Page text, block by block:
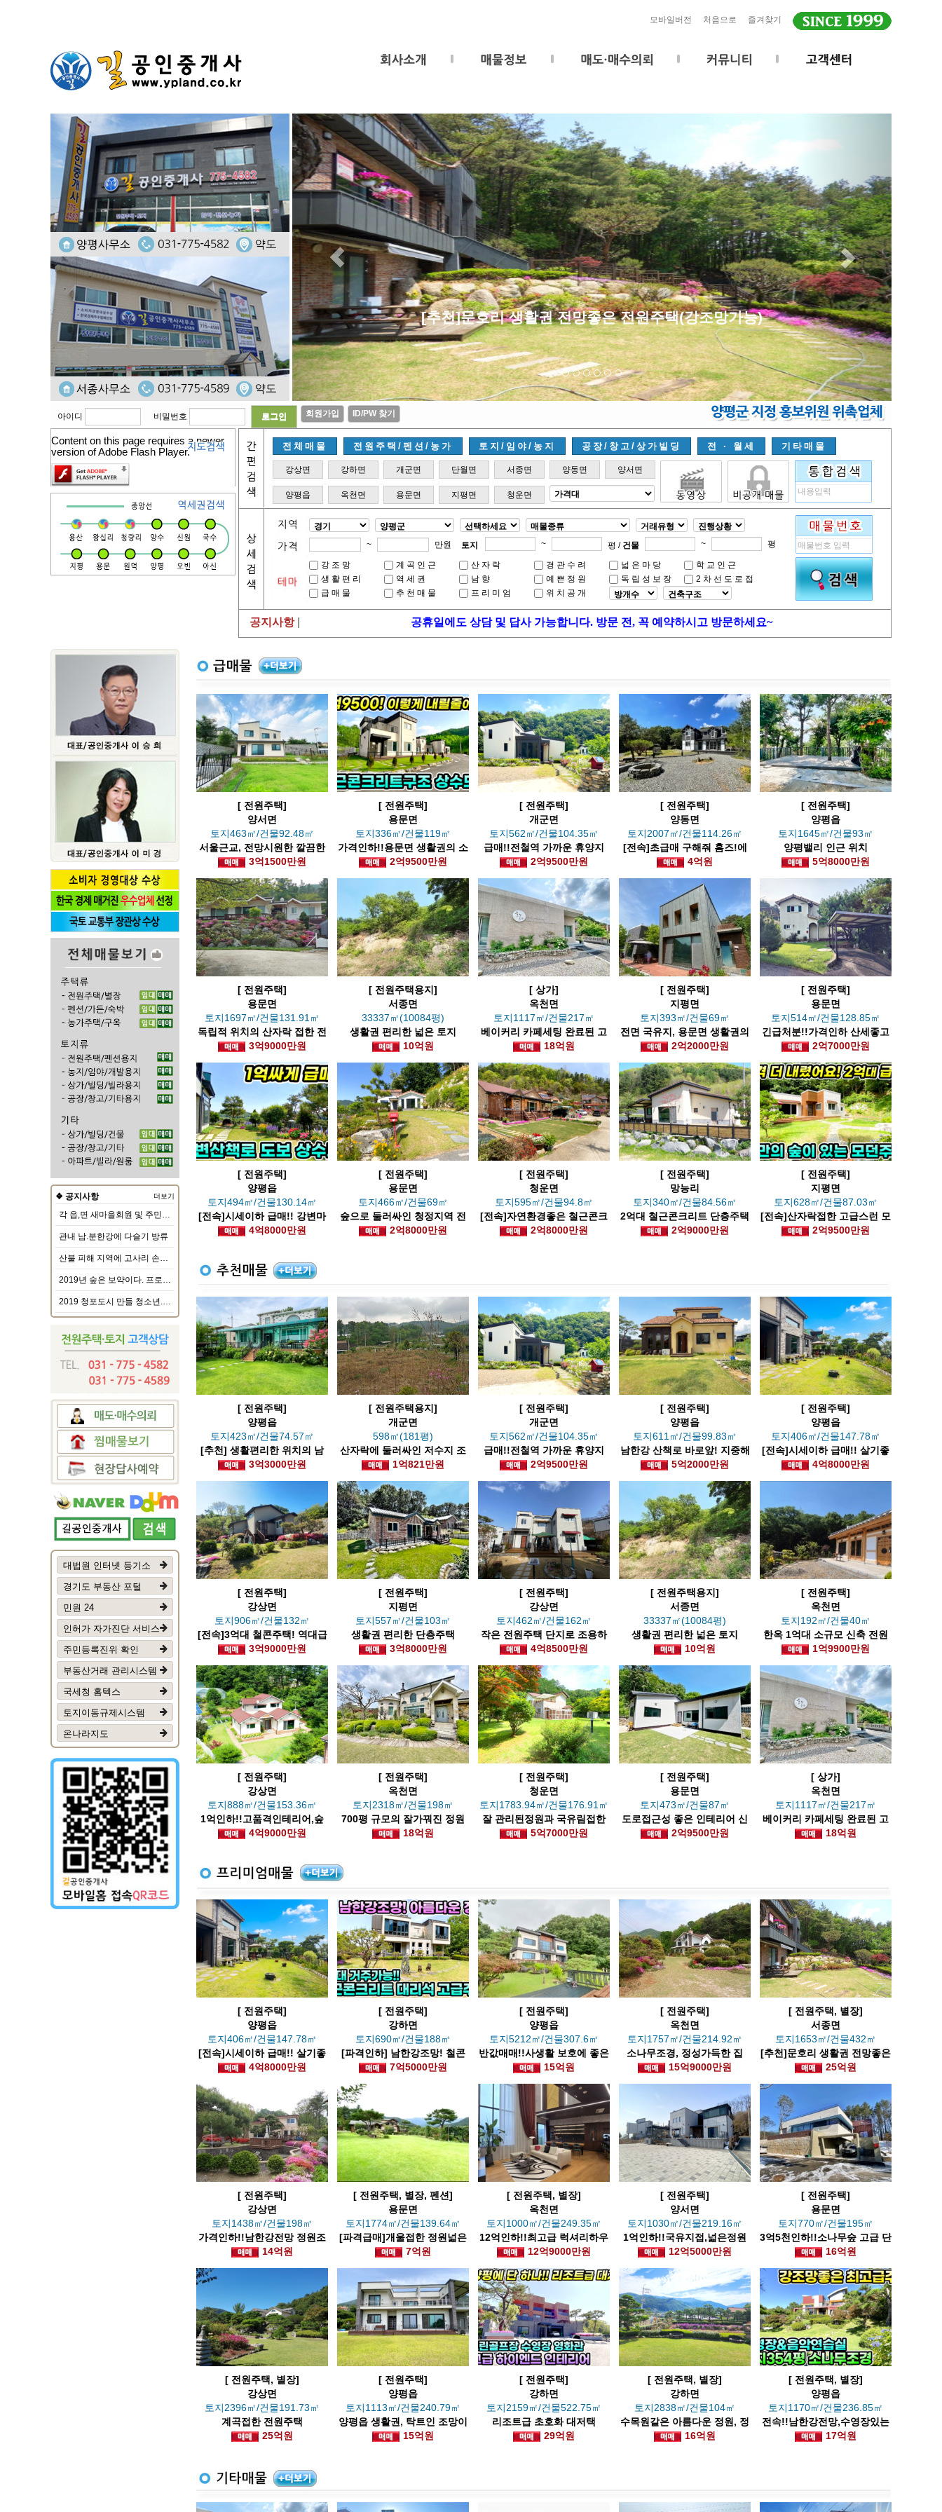
모바일버전 처음으로 즐겨찾기
강변산책로도보, 편의시설 도보, 깔끔한 단지내 전원주택
Previous
아이디 비밀번호 회원가입 ID/PW 찾기
Content on this page requires a newer
version of Adobe Flash Player.
전체매물 전원주택/펜션/농가 토지/임야/농지 공장/창고/상가빌딩 전 · 월세 기타매물
강상면 강하면 개군면 단월면 서종면 양동면 양서면
양평읍 옥천면 용문면 지평면 청운면
~ 만원 토지 ~ 평 / 건물 ~ 평
강조망 계곡인근 산자락 경관수려 넓은마당
학교인근
생활편리
역세권 남향 예쁜정원 독립성보장
2차선도로접
급매물
추천매물 프리미엄 위치공개
공지사항| 공휴일에도 상담 및 답사 가능합니다. 방문 전, 꼭 예약하시고 방문하세요~
[ 전원주택]
양서면
토지463㎡/건물92.48㎡
서울근교, 전망시원한 깔끔한
전원주택
3억1500만원
[ 전원주택]
용문면
토지336㎡/건물119㎡
가격인하!!용문면 생활권의 소
규모 단지내 전원주택
2억9500만원
[ 전원주택]
개군면
토지562㎡/건물104.35㎡
급매!!전철역 가까운 휴양지
같은 집
2억9500만원
[ 전원주택]
양동면
토지2007㎡/건물114.26㎡
[전속]초급매 구해줘 홈즈!에
나온 계곡옆 전원주택(6억에
4억원
[ 전원주택]
양평읍
토지1645㎡/건물93㎡
양평밸리 인근 위치
5억8000만원
[ 전원주택]
용문면
토지1697㎡/건물131.91㎡
독립적 위치의 산자락 접한 전
원주택
3억9000만원
[ 전원주택용지]
서종면
33337㎡(10084평)
생활권 편리한 넓은 토지
10억원
[ 상가]
옥천면
토지1117㎡/건물217㎡
베이커리 카페세팅 완료된 고
급스런 신축상가
18억원
[ 전원주택]
지평면
토지393㎡/건물69㎡
전면 국유지, 용문면 생활권의
전원주택
2억2000만원
[ 전원주택]
용문면
토지514㎡/건물128.85㎡
긴급처분!!가격인하 산세좋고
전망시원한 전원주택
2억7000만원
[ 전원주택]
양평읍
토지494㎡/건물130.14㎡
[전속]시세이하 급매!! 강변마
을 고급단지내 전원주택
4억8000만원
[ 전원주택]
용문면
토지466㎡/건물69㎡
숲으로 둘러싸인 청정지역 전
원주택
2억8000만원
[ 전원주택]
청운면
토지595㎡/건물94.8㎡
[전속]자연환경좋은 철근콘크
리트단층주택
2억8000만원
[ 전원주택]
망능리
토지340㎡/건물84.56㎡
2억대 철근콘크리트 단층주택
2억9000만원
[ 전원주택]
지평면
토지628㎡/건물87.03㎡
[전속]산자락접한 고급스런 모
던신축
2억9500만원
[ 전원주택]
양평읍
토지423㎡/건물74.57㎡
[추천] 생활편리한 위치의 남
향 전원주택
3억3000만원
[ 전원주택용지]
개군면
598㎡(181평)
산자락에 둘러싸인 저수지 조
망의 주택용지
1억821만원
[ 전원주택]
개군면
토지562㎡/건물104.35㎡
급매!!전철역 가까운 휴양지
같은 집
2억9500만원
[ 전원주택]
양평읍
토지611㎡/건물99.83㎡
남한강 산책로 바로앞! 지중해
풍 예쁜집
5억2000만원
[ 전원주택]
양평읍
토지406㎡/건물147.78㎡
[전속]시세이하 급매!! 살기좋
은 동네의 정원 예쁜 실거주주
4억8000만원
[ 전원주택]
강상면
토지906㎡/건물132㎡
[전속]3억대 철콘주택! 역대급
전망!
3억9000만원
[ 전원주택]
지평면
토지557㎡/건물103㎡
생활권 편리한 단층주택
3억8000만원
[ 전원주택]
강상면
토지462㎡/건물162㎡
작은 전원주택 단지로 조용하
고 깔끔한 주택
4억8500만원
[ 전원주택용지]
서종면
33337㎡(10084평)
생활권 편리한 넓은 토지
10억원
[ 전원주택]
옥천면
토지192㎡/건물40㎡
한옥 1억대 소규모 신축 전원
주택
1억9900만원
[ 전원주택]
강상면
토지888㎡/건물153.36㎡
1억인하!!고품격인테리어,숲
이 있는 정원,
4억9000만원
[ 전원주택]
옥천면
토지2318㎡/건물198㎡
700평 규모의 잘가꿔진 정원
이 있는 고급주택
18억원
[ 전원주택]
청운면
토지1783.94㎡/건물176.91㎡
잘 관리된정원과 국유림접한
정원넓은집
5억7000만원
[ 전원주택]
용문면
토지473㎡/건물87㎡
도로접근성 좋은 인테리어 신
축
2억9500만원
[ 상가]
옥천면
토지1117㎡/건물217㎡
베이커리 카페세팅 완료된 고
급스런 신축상가
18억원
[ 전원주택]
양평읍
토지406㎡/건물147.78㎡
[전속]시세이하 급매!! 살기좋
은 동네의 정원 예쁜 실거주주
4억8000만원
[ 전원주택]
강하면
토지690㎡/건물188㎡
[파격인하] 남한강조망! 철콘
고급주택
7억5000만원
[ 전원주택]
양평읍
토지5212㎡/건물307.6㎡
반값매매!!사생활 보호에 좋은
입지의 고급 전원주택
15억원
[ 전원주택]
옥천면
토지1757㎡/건물214.92㎡
소나무조경, 정성가득한 집
15억9000만원
[ 전원주택, 별장]
서종면
토지1653㎡/건물432㎡
[추천]문호리 생활권 전망좋은
전원주택(강조망가능)
25억원
[ 전원주택]
강상면
토지1438㎡/건물198㎡
가격인하!!남한강전망 정원조
경 좋은 저택
14억원
[ 전원주택, 별장, 펜션]
용문면
토지1774㎡/건물139.64㎡
[파격급매]개울접한 정원넓은
전원주택(11억->7억 인하)
7억원
[ 전원주택, 별장]
옥천면
토지1000㎡/건물249.35㎡
12억인하!!최고급 럭셔리하우
스
12억9000만원
[ 전원주택]
양서면
토지1030㎡/건물219.16㎡
1억인하!!국유지접,넓은정원
시원한전망의 저명한 화백님
12억5000만원
[ 전원주택]
용문면
토지770㎡/건물195㎡
3억5천인하!!소나무숲 고급 단
지내 별채 있는 고급 전원주택
16억원
[ 전원주택, 별장]
강상면
토지2396㎡/건물191.73㎡
계곡접한 전원주택
25억원
[ 전원주택]
양평읍
토지1113㎡/건물240.79㎡
양평읍 생활권, 탁트인 조망이
시원한 전원주택
15억원
[ 전원주택]
강하면
토지2159㎡/건물522.75㎡
리조트급 초호화 대저택
29억원
[ 전원주택, 별장]
강하면
토지2838㎡/건물104㎡
수목원같은 아름다운 정원, 정
성가득한
16억원
[ 전원주택, 별장]
양평읍
토지1170㎡/건물236.85㎡
전속!!남한강전망,수영장있는
최고급저택(2억인하)
17억원
❖ 공지사항 더보기
각 읍,면 새마을회원 및 주민대상 순회인구교육
관내 남.분한강에 다슬기 방류
산불 피해 지역에 고사리 손으로 전하는 마음
2019년 숲은 보약이다. 프로그램 운영
2019 청포도시 만들 청소년.청년 모여라~~
대법원 인터넷 등기소
경기도 부동산 포털
민원 24
인허가 자가진단 서비스
주민등록진위 확인
부동산거래 관리시스템
국세청 홈텍스
토지이동규제시스템
온나라지도